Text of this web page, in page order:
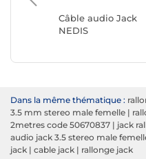
Câble audio Jack
NEDIS
Dans la même thématique :
3.5 mm stereo male femelle |
2metres code 50670837 | jack
audio jack 3.5 stereo male
jack | cable jack | rallonge jack